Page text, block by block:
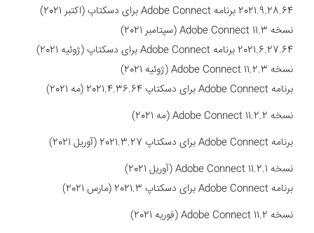
2021.9.28.64 برنامه Adobe Connect برای دسکتاپ (اکتبر 2021)
نسخه Adobe Connect 11.3 (سپتامبر 2021)
2021.6.27.64 برنامه Adobe Connect برای دسکتاپ (ژوئیه 2021)
نسخه Adobe Connect 11.2.3 (ژوئیه 2021)
برنامه Adobe Connect برای دسکتاپ 2021.4.36.64 (مه 2021)
نسخه Adobe Connect 11.2.2 (مه 2021)
برنامه Adobe Connect برای دسکتاپ 2021.3.27 (آوریل 2021)
نسخه Adobe Connect 11.2.1 (آوریل 2021)
برنامه Adobe Connect برای دسکتاپ 2021.3 (مارس 2021)
نسخه Adobe Connect 11.2 (فوریه 2021)